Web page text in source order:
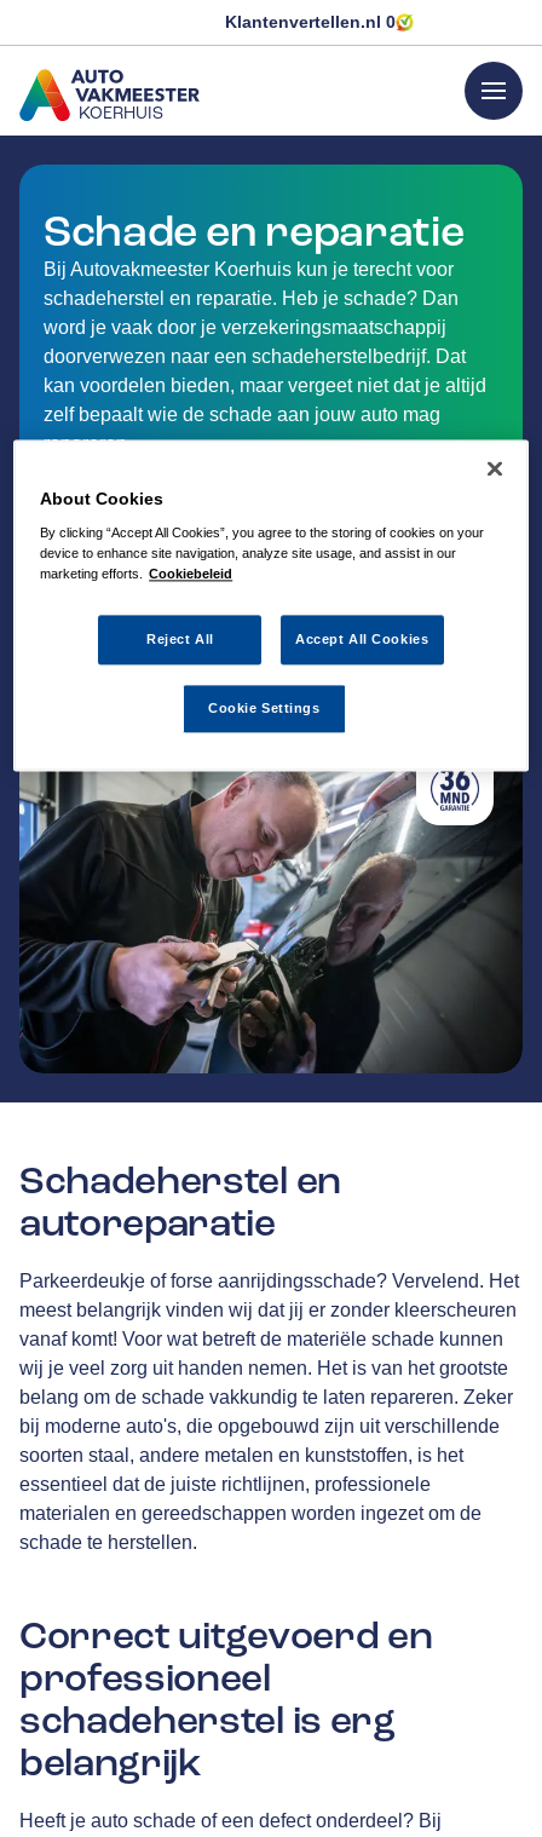
Klantenvertellen.nl 0
KOERHUIS
GA NAAR DE HOMEPAGINA
menu
Schade en reparatie
Bij Autovakmeester Koerhuis kun je terecht voor
schadeherstel en reparatie. Heb je schade? Dan
word je vaak door je verzekeringsmaatschappij
doorverwezen naar een schadeherstelbedrijf. Dat
kan voordelen bieden, maar vergeet niet dat je altijd
zelf bepaalt wie de schade aan jouw auto mag
repareren.
opnemen. Ontdek hieronder meer over
schadeherstel bij Autovakmeester Koerhuis in
Dedemsvaart.
Schadeherstel en
autoreparatie
Parkeerdeukje of forse aanrijdingsschade? Vervelend. Het
meest belangrijk vinden wij dat jij er zonder kleerscheuren
vanaf komt! Voor wat betreft de materiële schade kunnen
wij je veel zorg uit handen nemen. Het is van het grootste
belang om de schade vakkundig te laten repareren. Zeker
bij moderne auto's, die opgebouwd zijn uit verschillende
soorten staal, andere metalen en kunststoffen, is het
essentieel dat de juiste richtlijnen, professionele
materialen en gereedschappen worden ingezet om de
schade te herstellen.
Correct uitgevoerd en
professioneel
schadeherstel is erg
belangrijk
Heeft je auto schade of een defect onderdeel? Bij
About Cookies
By clicking “Accept All Cookies”, you agree to the storing of cookies on your
device to enhance site navigation, analyze site usage, and assist in our
marketing efforts.
Cookiebeleid
Reject All Accept All Cookies
Cookie Settings